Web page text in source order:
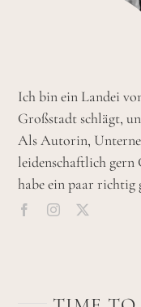
Ich bin ein Landei
Großstadt schlägt,
Als Autorin,
leidenschaftlich gern
habe ein paar richtig